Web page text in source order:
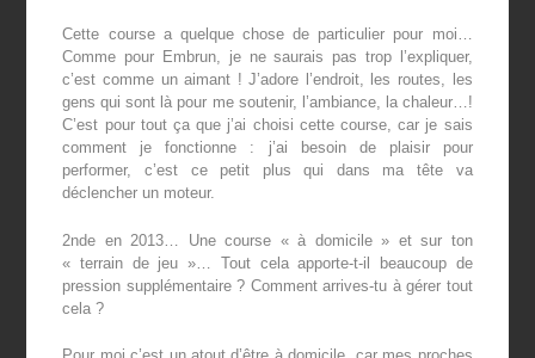
Cette course a quelque chose de particulier pour moi…
Comme pour Embrun, je ne saurais pas trop l’expliquer,
c’est comme un aimant ! J’adore l’endroit, les routes, les
gens qui sont là pour me soutenir, l’ambiance, la chaleur…!
C’est pour tout ça que j’ai choisi cette course, car je sais
comment je fonctionne : j’ai besoin de plaisir pour
performer, c’est ce petit plus qui dans ma tête va
déclencher un moteur.
2nde en 2013… Une course « à domicile » et sur ton
« terrain de jeu »… Tout cela apporte-t-il beaucoup de
pression supplémentaire ? Comment arrives-tu à gérer tout
cela ?